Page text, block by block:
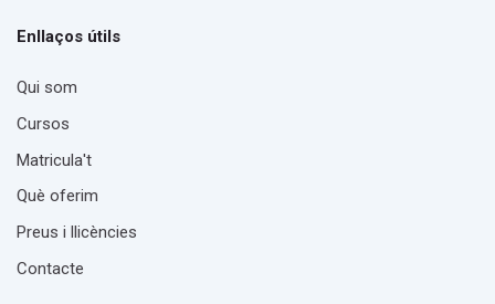
Enllaços útils
Qui som
Cursos
Matricula't
Què oferim
Preus i llicències
Contacte